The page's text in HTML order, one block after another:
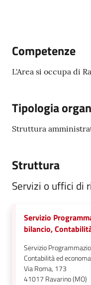
Seguici
Competenze
L'Area si occupa di
Tipologia
Struttura
Struttura
Servizi o uffici di
Servizio
bilancio,
Servizio
Contabilità ed
Via Roma, 173
41017 Ravarino (MO)